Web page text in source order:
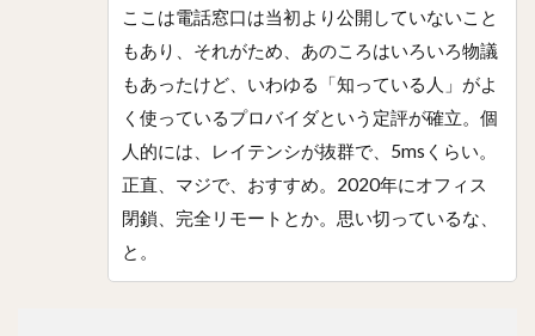
ここは電話窓口は当初より公開していないこと
もあり、それがため、あのころはいろいろ物議
もあったけど、いわゆる「知っている人」がよ
く使っているプロバイダという定評が確立。個
人的には、レイテンシが抜群で、5msくらい。
正直、マジで、おすすめ。2020年にオフィス
閉鎖、完全リモートとか。思い切っているな、
と。